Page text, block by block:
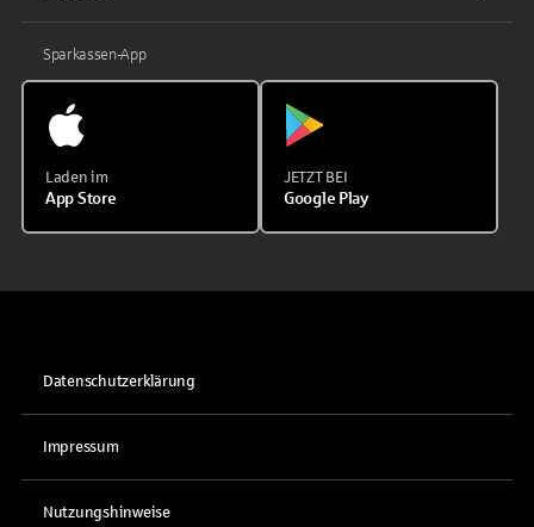
Sparkassen-App
Laden im
App Store
JETZT BEI
Google Play
Datenschutzerklärung
Impressum
Nutzungshinweise